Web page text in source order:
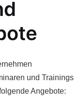
und Trainings
Angebote: